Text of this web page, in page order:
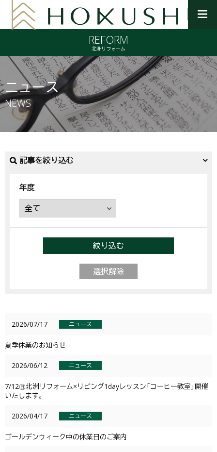
を
開
く
REFORM
北洲リフォーム
ニュース
NEWS
記事を絞り込む
年度
絞り込む
選択解除
2026/07/17 ニュース
夏季休業のお知らせ
2026/06/12 ニュース
7/12㊐北洲リフォーム×リビング1dayレッスン「コーヒー教室」開催
いたします。
2026/04/17 ニュース
ゴールデンウィーク中の休業日のご案内